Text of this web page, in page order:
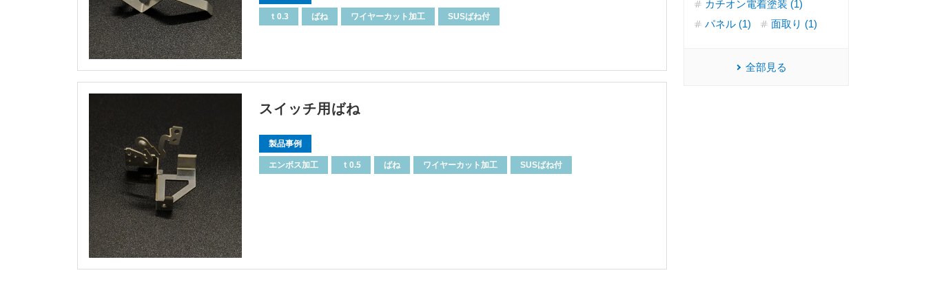
ｔ0.3 ばね ワイヤーカット加工 SUSばね付
スイッチ用ばね
製品事例
エンボス加工 ｔ0.5 ばね ワイヤーカット加工 SUSばね付
カチオン電着塗装 (1)
パネル (1)
面取り (1)
全部見る